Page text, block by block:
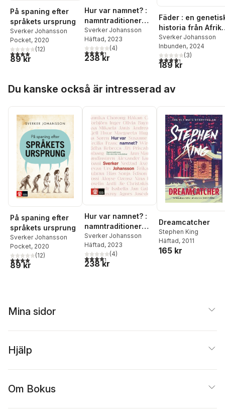
På spaning efter
språkets ursprung
Sverker Johansson
Pocket, 2020
4,0utav 5 stjärnor. Totalt antal röster:
(12)
89 kr
Hur var namnet? :
namntraditioner
från alla tider och
platser
Sverker Johansson
Häftad, 2023
4,3utav 5 stjärnor. Totalt antal röster:
(4)
238 kr
Fäder : en
historia från
till Skandinavien
Sverker Johansson
Inbunden, 2024
4,3utav 5 stjärnor.
(3)
189 kr
Du kanske också är intresserad av
På spaning efter
språkets ursprung
Sverker Johansson
Pocket, 2020
4,0utav 5 stjärnor. Totalt antal röster:
(12)
89 kr
Hur var namnet? :
namntraditioner
från alla tider och
platser
Sverker Johansson
Häftad, 2023
4,3utav 5 stjärnor. Totalt antal röster:
(4)
238 kr
Dreamcatcher
Stephen King
Häftad, 2011
165 kr
Mina sidor
Hjälp
Om Bokus